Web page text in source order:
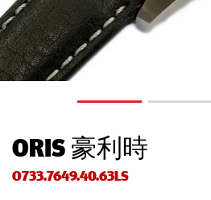
ORIS 豪利時
O733.7649.40.63LS